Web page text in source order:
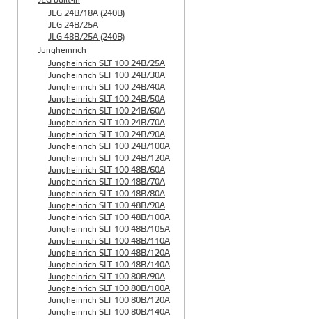
JLG 24B/18A (240B)
JLG 24B/25A
JLG 48B/25A (240B)
Jungheinrich
Jungheinrich SLT 100 24B/25A
Jungheinrich SLT 100 24B/30A
Jungheinrich SLT 100 24B/40A
Jungheinrich SLT 100 24B/50A
Jungheinrich SLT 100 24B/60A
Jungheinrich SLT 100 24B/70A
Jungheinrich SLT 100 24B/90A
Jungheinrich SLT 100 24B/100A
Jungheinrich SLT 100 24B/120A
Jungheinrich SLT 100 48B/60A
Jungheinrich SLT 100 48B/70A
Jungheinrich SLT 100 48B/80A
Jungheinrich SLT 100 48B/90A
Jungheinrich SLT 100 48B/100A
Jungheinrich SLT 100 48B/105A
Jungheinrich SLT 100 48B/110A
Jungheinrich SLT 100 48B/120A
Jungheinrich SLT 100 48B/140A
Jungheinrich SLT 100 80B/90A
Jungheinrich SLT 100 80B/100A
Jungheinrich SLT 100 80B/120A
Jungheinrich SLT 100 80B/140A